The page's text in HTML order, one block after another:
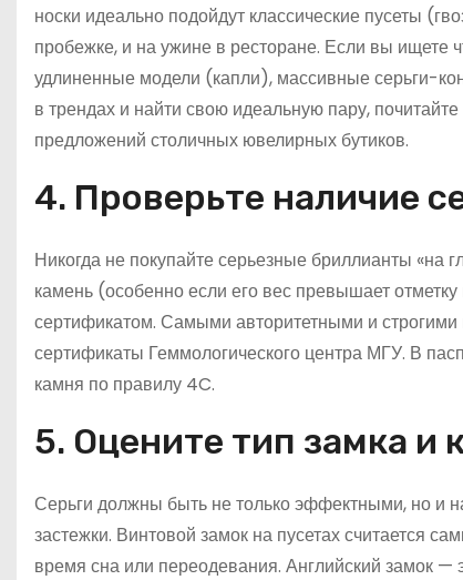
носки идеально подойдут классические пусеты
пробежке, и на ужине в ресторане. Если вы ищете
удлиненные модели (капли), массивные серьги-
в трендах и найти свою идеальную пару,
предложений столичных ювелирных бутиков.
4. Проверьте наличие
Никогда не покупайте серьезные бриллианты «на
камень (особенно если его вес превышает
сертификатом. Самыми авторитетными и
сертификаты Геммологического центра МГУ. В
камня по правилу 4C.
5. Оцените тип замка и
Серьги должны быть не только эффектными, но и
застежки. Винтовой замок на пусетах считается
время сна или переодевания. Английский замок